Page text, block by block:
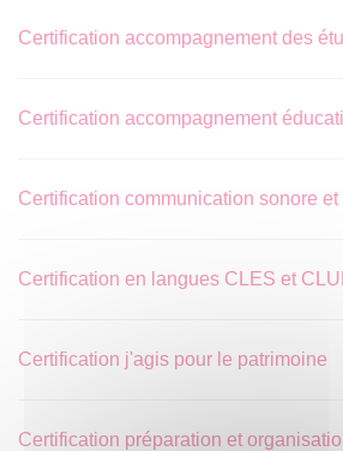
Certification accompagnement des
Certification accompagnement
Certification communication sonore
Certification en langues CLES et
Certification j'agis pour le patrimoine
Certification préparation et